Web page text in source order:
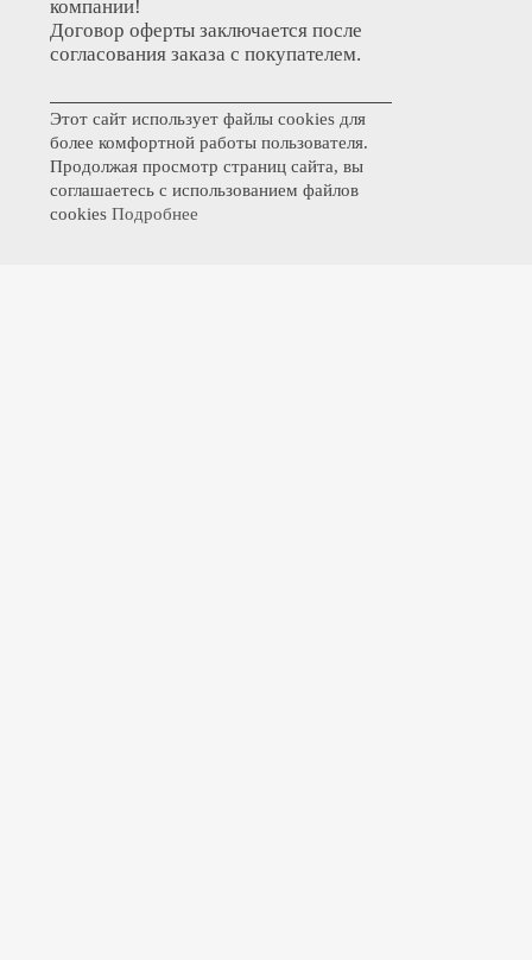
компании!
Договор оферты заключается после
согласования заказа с покупателем.
Этот сайт использует файлы cookies для
более комфортной работы пользователя.
Продолжая просмотр страниц сайта, вы
соглашаетесь с использованием файлов
cookies Подробнее